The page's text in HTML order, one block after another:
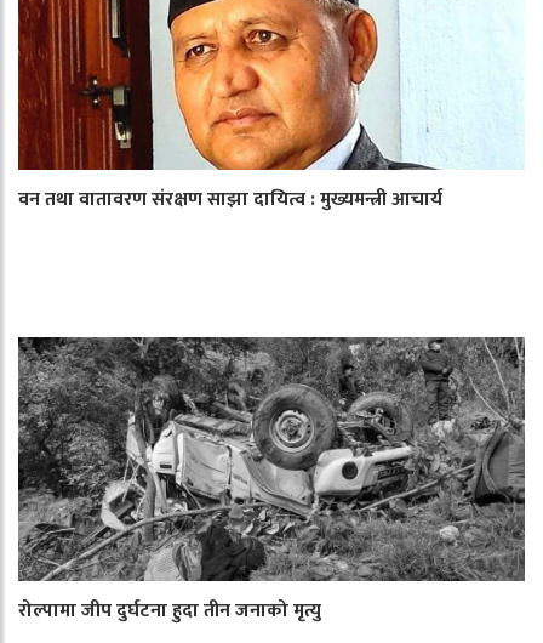
वन तथा वातावरण संरक्षण साझा दायित्व : मुख्यमन्त्री आचार्य
रोल्पामा जीप दुर्घटना हुदा तीन जनाको मृत्यु